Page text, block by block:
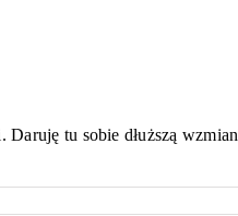
tu sobie dłuższą